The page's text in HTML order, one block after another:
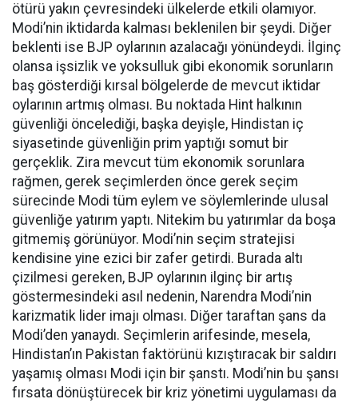
ötürü yakın çevresindeki ülkelerde etkili olamıyor.
Modi’nin iktidarda kalması beklenilen bir şeydi. Diğer
beklenti ise BJP oylarının azalacağı yönündeydi. İlginç
olansa işsizlik ve yoksulluk gibi ekonomik sorunların
baş gösterdiği kırsal bölgelerde de mevcut iktidar
oylarının artmış olması. Bu noktada Hint halkının
güvenliği öncelediği, başka deyişle, Hindistan iç
siyasetinde güvenliğin prim yaptığı somut bir
gerçeklik. Zira mevcut tüm ekonomik sorunlara
rağmen, gerek seçimlerden önce gerek seçim
sürecinde Modi tüm eylem ve söylemlerinde ulusal
güvenliğe yatırım yaptı. Nitekim bu yatırımlar da boşa
gitmemiş görünüyor. Modi’nin seçim stratejisi
kendisine yine ezici bir zafer getirdi. Burada altı
çizilmesi gereken, BJP oylarının ilginç bir artış
göstermesindeki asıl nedenin, Narendra Modi’nin
karizmatik lider imajı olması. Diğer taraftan şans da
Modi’den yanaydı. Seçimlerin arifesinde, mesela,
Hindistan’ın Pakistan faktörünü kızıştıracak bir saldırı
yaşamış olması Modi için bir şanstı. Modi’nin bu şansı
fırsata dönüştürecek bir kriz yönetimi uygulaması da